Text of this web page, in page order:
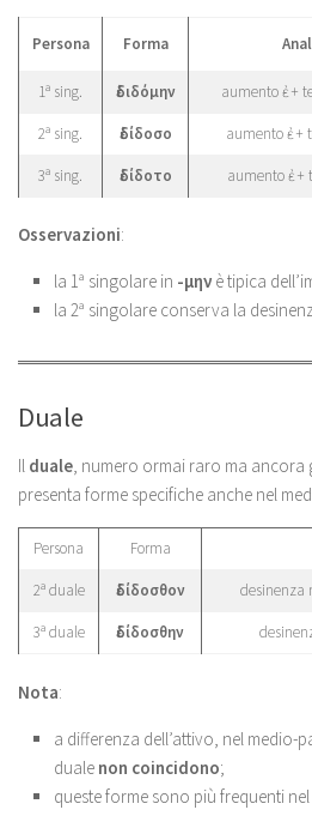
Persona Forma
1ª sing. ἐδιδόμην aumento ἐ- +
2ª sing. ἐδίδοσο aumento ἐ-
3ª sing. ἐδίδοτο aumento ἐ-
Osservazioni:
la 1ª singolare in -μην è tipica
la 2ª singolare conserva la
Duale
Il duale, numero ormai raro ma ancora
presenta forme specifiche anche nel
Persona Forma
2ª duale ἐδίδοσθον desinenza
3ª duale ἐδίδοσθην
Nota:
a differenza dell’attivo, nel medio-
duale non coincidono;
queste forme sono più frequenti